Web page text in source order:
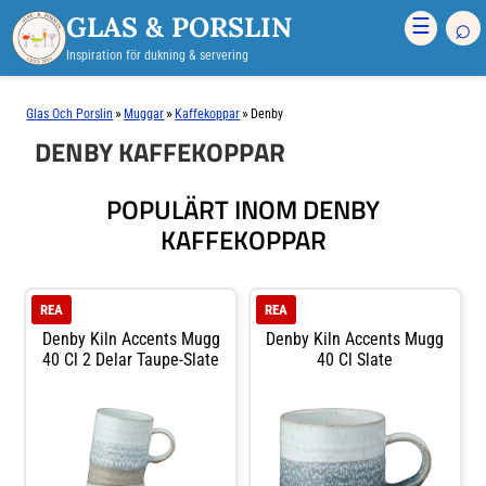
GLAS & PORSLIN
Inspiration för dukning & servering
☰ ⌕
Glas Och Porslin » Muggar » Kaffekoppar » Denby
DENBY KAFFEKOPPAR
POPULÄRT INOM DENBY
KAFFEKOPPAR
Denby Kiln Accents Mugg
40 Cl 2 Delar Taupe-Slate
REA
Denby Kiln Accents Mugg
40 Cl Slate
REA